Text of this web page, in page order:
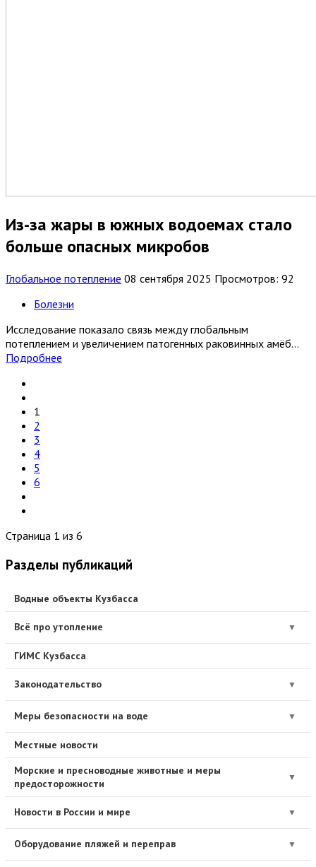
Из-за жары в южных водоемах стало
больше опасных микробов
Глобальное потепление 08 сентября 2025 Просмотров: 92
Болезни
Исследование показало связь между глобальным
потеплением и увеличением патогенных раковинных амёб...
Подробнее
1
2
3
4
5
6
Страница 1 из 6
Разделы публикаций
Водные объекты Кузбасса
Всё про утопление ▼
ГИМС Кузбасса
Законодательство ▼
Меры безопасности на воде ▼
Местные новости
Морские и пресноводные животные и меры
предосторожности
▼
Новости в России и мире ▼
Оборудование пляжей и переправ ▼